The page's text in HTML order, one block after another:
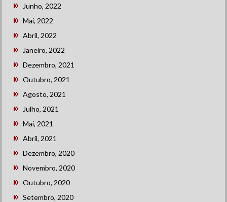
Junho, 2022
Mai, 2022
Abril, 2022
Janeiro, 2022
Dezembro, 2021
Outubro, 2021
Agosto, 2021
Julho, 2021
Mai, 2021
Abril, 2021
Dezembro, 2020
Novembro, 2020
Outubro, 2020
Setembro, 2020